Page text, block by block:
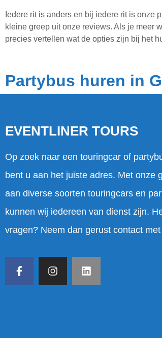
Iedere rit is anders en bij iedere rit is onze
kleine greep uit onze reviews. Als je meer
precies vertellen wat de opties zijn bij het
Partybus huren in
EVENTLINER TOURS
Op zoek naar een touringcar of
bent u aan het juiste adres. Met onze
aan diverse soorten touringcars en
kunnen wij iedereen van dienst zijn.
vragen? Neem dan gerust contact